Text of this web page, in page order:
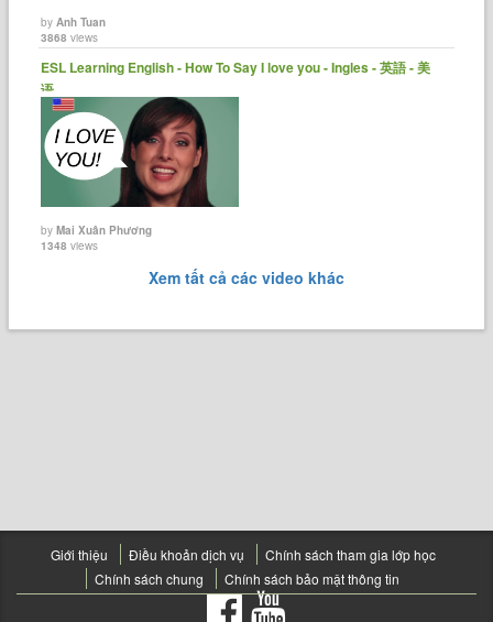
byAnh Tuan
3868 views
ESL Learning English - How To Say I love you - Ingles - 英語 - 美
语......
byMai Xuân Phương
1348 views
Xem tất cả các video khác
Giới thiệu Điều khoản dịch vụ
Chính sách tham gia lớp học
Chính sách chung
Chính sách bảo mật thông tin